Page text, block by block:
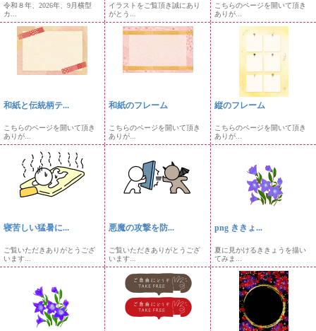
令和８年、2026年、9月横型
カ...
イラストをご覧頂き誠にあり
がとう...
こちらのページを開いて頂き
ありが...
和紙と伝統柄テ...
こちらのページを開いて頂き
ありが...
和紙のフレーム
こちらのページを開いて頂き
ありが...
縦のフレーム
こちらのページを開いて頂き
ありが...
寝苦しい猛暑に...
ご覧いただきありがとうござ
います...
悪魔の攻撃を防...
ご覧いただきありがとうござ
います...
png ききょ...
夏に見かけるききょうを描い
てみま...